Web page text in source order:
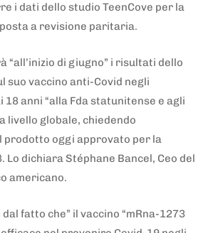
i dati dello studio TeenCove per la
a revisione paritaria.
“all’inizio di giugno” i risultati dello
suo vaccino anti-Covid negli
18 anni “alla Fda statunitense e agli
livello globale, chiedendo
prodotto oggi approvato per la
Lo dichiara Stéphane Bancel, Ceo del
americano.
fatto che” il vaccino “mRna-1273